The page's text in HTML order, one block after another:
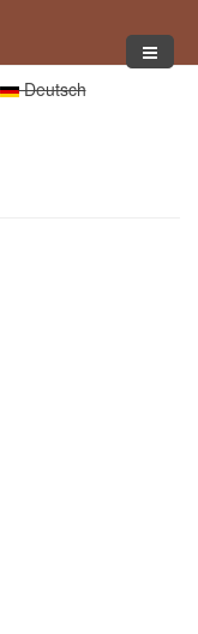
Deutsch